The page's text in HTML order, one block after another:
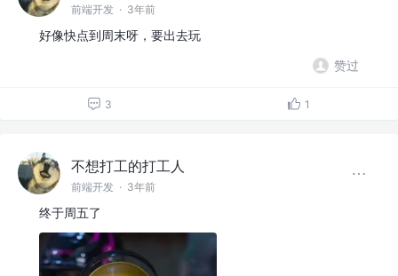
前端开发 · 3年前
好像快点到周末呀，要出去玩
赞过
3 1
不想打工的打工人
前端开发 · 3年前
终于周五了